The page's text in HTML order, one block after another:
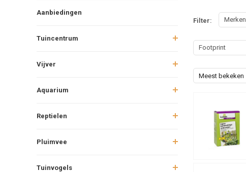
Aanbiedingen
Tuincentrum
Vijver
Aquarium
Reptielen
Pluimvee
Tuinvogels
Filter: Merken
Footprint
Meest bekeken